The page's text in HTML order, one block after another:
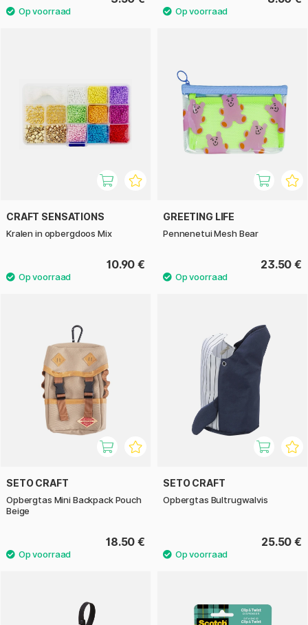
CRAFT SENSATIONS
Kralen in opbergdoos Mix
10.90 €
GREETING LIFE
Pennenetui Mesh Bear
23.50 €
SETO CRAFT
Opbergtas Mini Backpack Pouch
Beige
18.50 €
SETO CRAFT
Opbergtas Bultrugwalvis
25.50 €